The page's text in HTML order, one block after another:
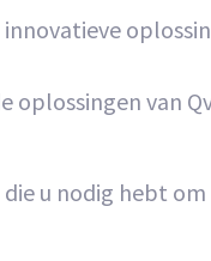
van
u nodig hebt